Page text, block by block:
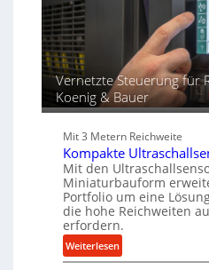
ü
d
e
P
r
o
d
u
k
t
Vernetzte Steuerung für
Koenig & Bauer
Mit 3 Metern Reichweite
Kompakte
Mit den
Miniaturbauform
Portfolio um eine
die hohe Reichweiten
erfordern.
Weiterlesen:
K